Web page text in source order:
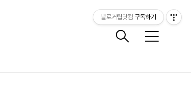
메
블로거팁닷컴 구독하기